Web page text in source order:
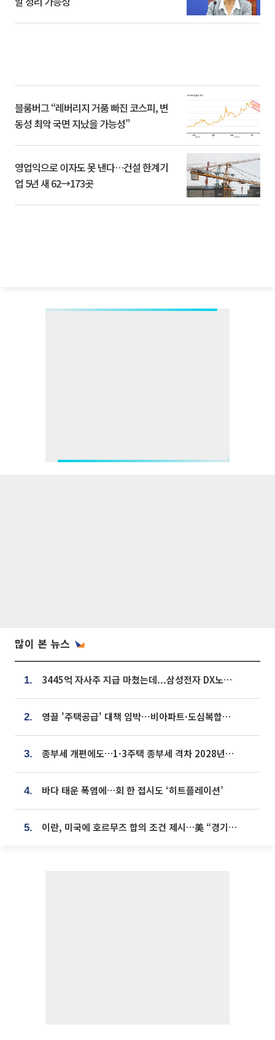
블룸버그 “레버리지 거품 빠진 코스피, 변
동성 최악 국면 지났을 가능성”
영업익으로 이자도 못 낸다…건설 한계기
업 5년 새 62→173곳
많이 본 뉴스
1. 3445억 자사주 지급 마쳤는데...삼성전자 DX노조, 뒤늦은 '떼쓰기 집회'
2. 영끌 '주택공급' 대책 임박⋯비아파트·도심복합까지 총동원
3. 종부세 개편에도…1·3주택 종부세 격차 2028년부터 확대
4. 바다 태운 폭염에…회 한 접시도 ‘히트플레이션’
5. 이란, 미국에 호르무즈 합의 조건 제시…美 “경기 아직 안 끝나” [종합]